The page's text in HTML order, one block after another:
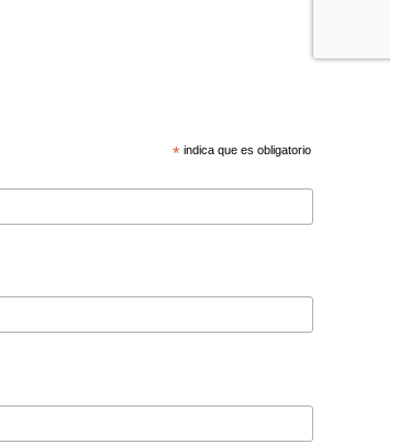
* indica que es obligatorio